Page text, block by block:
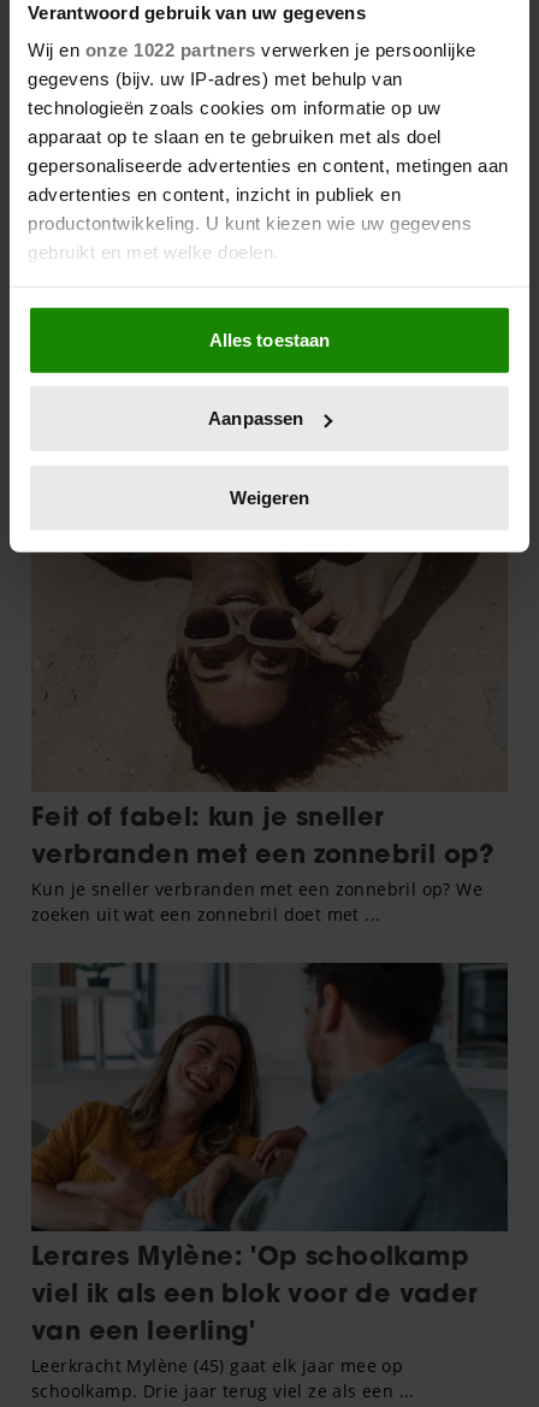
Verantwoord gebruik van uw gegevens
Wij en onze 1022 partners verwerken je persoonlijke
gegevens (bijv. uw IP-adres) met behulp van
technologieën zoals cookies om informatie op uw
apparaat op te slaan en te gebruiken met als doel
gepersonaliseerde advertenties en content, metingen aan
advertenties en content, inzicht in publiek en
productontwikkeling. U kunt kiezen wie uw gegevens
gebruikt en met welke doelen.
Als u het toestaat, willen we ook graag:
Informatie verzamelen over uw geografische
locatie, die tot een paar meter nauwkeurig kan zijn
scannen op specifieke eigenschappen (fingerprinting)
verwerkt en stel uw voorkeuren in het
intrekken in de Cookieverklaring.
We gebruiken cookies om content en advertenties te
personaliseren, om functies voor social media te bieden
en om ons websiteverkeer te analyseren. Ook delen we
informatie over uw gebruik van onze site met onze
partners voor social media, adverteren en analyse. Deze
partners kunnen deze gegevens combineren met andere
informatie die u aan ze heeft verstrekt of die ze hebben
verzameld op basis van uw gebruik van hun services. U
gebruiken.
Alles toestaan
Aanpassen
Weigeren